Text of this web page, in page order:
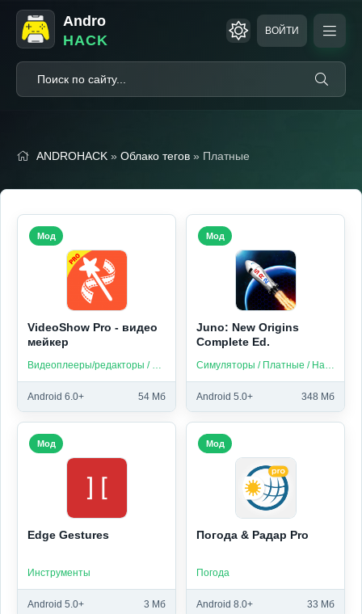
Andro
HACK
ВОЙТИ
ANDROHACK » Облако тегов » Платные
VideoShow Pro - видео
мейкер
Видеоплееры/редакторы / Приложения на русском
Android 6.0+ 54 Мб
Мод
Juno: New Origins
Complete Ed.
Симуляторы / Платные / На русском / Без интернета
Android 5.0+ 348 Мб
Мод
Edge Gestures
Инструменты
Android 5.0+ 3 Мб
Мод
Погода & Радар Pro
Погода
Android 8.0+ 33 Мб
Мод